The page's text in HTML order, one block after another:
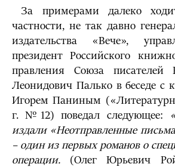
За примерами далеко
частности, не так давно
издательства «Вече»,
президент Российского
правления Союза писателей
Леонидович Палько в беседе с
Игорем Паниным
г. №12) поведал следующее:
издали «Неотправленные
– один из первых романов о
операции. (Олег Юрьевич